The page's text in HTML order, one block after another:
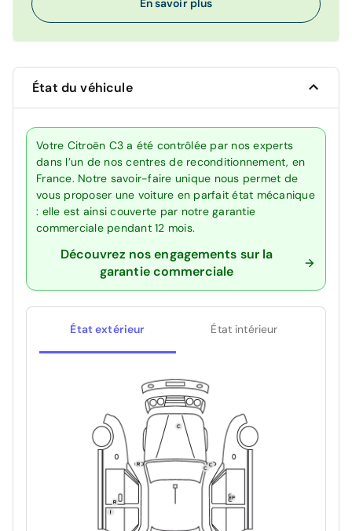
En savoir plus
État du véhicule
Votre Citroën C3 a été contrôlée par nos experts
dans l’un de nos centres de reconditionnement, en
France. Notre savoir-faire unique nous permet de
vous proposer une voiture en parfait état mécanique
: elle est ainsi couverte par notre garantie
commerciale pendant 12 mois.
Découvrez nos engagements sur la
garantie commerciale
État extérieur État intérieur